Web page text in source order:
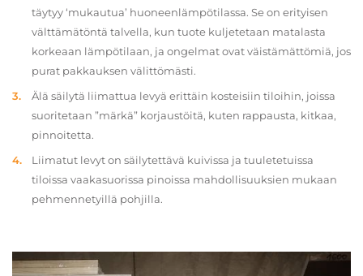
täytyy ‘mukautua’ huoneenlämpötilassa. Se on erityisen
välttämätöntä talvella, kun tuote kuljetetaan matalasta
korkeaan lämpötilaan, ja ongelmat ovat väistämättömiä, jos
purat pakkauksen välittömästi.
Älä säilytä liimattua levyä erittäin kosteisiin tiloihin, joissa
suoritetaan ”märkä” korjaustöitä, kuten rappausta, kitkaa,
pinnoitetta.
Liimatut levyt on säilytettävä kuivissa ja tuuletetuissa
tiloissa vaakasuorissa pinoissa mahdollisuuksien mukaan
pehmennetyillä pohjilla.